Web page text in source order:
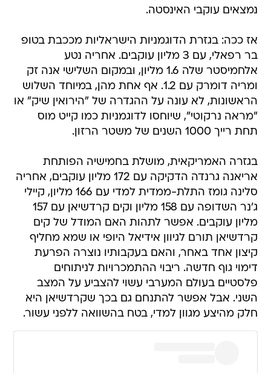
נמצאים עוקבי האינסטה.
אז ככה: בגזרת הדוגמניות הישראליות מככבת בטופ
בר רפאלי, עם 3 מליון עוקבים. אחריה נטע
אלחמיסטר שלה 1.6 מליון, ובמקום השלישי אנה זק
ומריה דומרק עם 1.2. אף אחת מהן, במיוחד השלוש
הראשונות, לא עונה על ההגדרה של "הירואין שיק" או
"מראה נרקוטי", שיוחסו לדוגמניות כמו קייט מוס
תחת רייך 1000 השנים של משטר הרזון.
בגזרה האמריקאית, מושלת בחמישיה הפותחת
אריאנה גרנדה הדקיקה עם 172 מליון עוקבים, אחריה
סלינה גומז התלת-ממדית למדי עם 166 מליון, קיילי
ג'נר השדופה עם 158 מליון וקים קרדשיאן עם 157
מליון עוקבים. אפשר לתהות האם המודל של קים
קרדשיאן תורם לגיוון אידיאל היופי או שמא מחליף
קיצון אחד באחר, והאם בעקבותיו נוצרה הפרעת
דימוי גוף חדשה. ריבוי ההתמכרויות לניתוחים
פלסטיים בעולם המערבי עשוי להצביע על המצב
השני. אבל אפשר להתנחם גם בכך שקרדשיאן היא
חלק מהיצע מגוון למדי, בטח בהשוואה ללפני עשור.